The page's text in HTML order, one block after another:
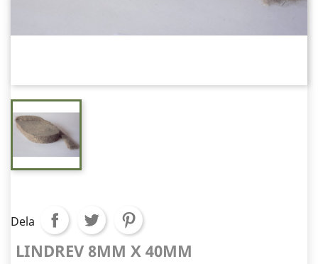
Dela
LINDREV 8MM X 40MM